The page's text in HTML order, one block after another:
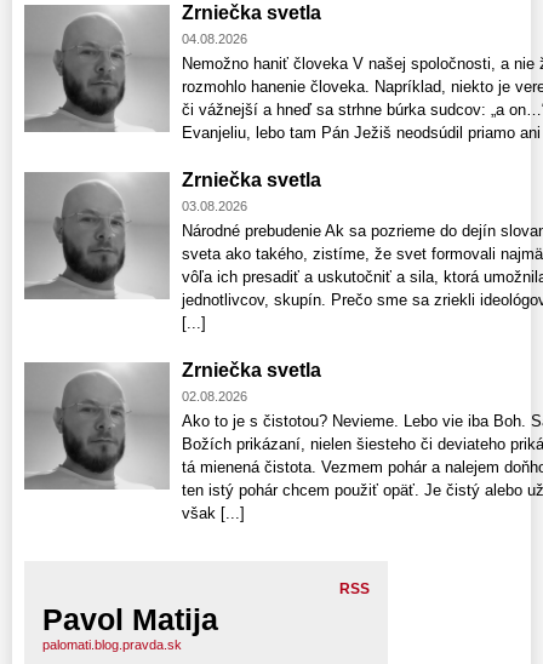
Zrniečka svetla
04.08.2026
Nemožno haniť človeka V našej spoločnosti, a
rozmohlo hanenie človeka. Napríklad, niekto je
či vážnejší a hneď sa strhne búrka sudcov: „a
Evanjeliu, lebo tam Pán Ježiš neodsúdil priamo
Zrniečka svetla
03.08.2026
Národné prebudenie Ak sa pozrieme do dejín
sveta ako takého, zistíme, že svet formovali
vôľa ich presadiť a uskutočniť a sila, ktorá
jednotlivcov, skupín. Prečo sme sa zriekli
[...]
Zrniečka svetla
02.08.2026
Ako to je s čistotou? Nevieme. Lebo vie iba Boh.
Božích prikázaní, nielen šiesteho či deviateho
tá mienená čistota. Vezmem pohár a nalejem
ten istý pohár chcem použiť opäť. Je čistý alebo
však [...]
RSS
Pavol Matija
palomati.blog.pravda.sk